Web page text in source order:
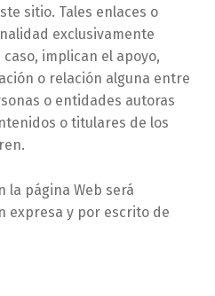
sitio. Tales enlaces o
exclusivamente
implican el apoyo,
o relación alguna entre
o entidades autoras
o titulares de los
la página Web será
expresa y por escrito de